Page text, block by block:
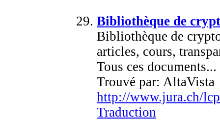
Bibliothèque de
Bibliothèque de
articles, cours,
Tous ces documents...
Trouvé par: AltaVista
http://www.jura.ch/
Traduction